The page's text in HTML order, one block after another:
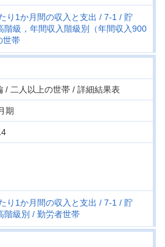
り1か月間の収入と支出 7-1
貯
階級，年間収入階級別（年間収入900
世帯
/ 二人以上の世帯 / 詳細結果表
期
り1か月間の収入と支出 7-1
貯
階級別
勤労者世帯